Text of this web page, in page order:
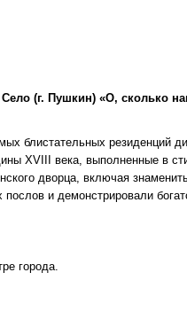
(г. Пушкин) «О, сколько
блистательных резиденций
XVIII века, выполненные в
дворца, включая
и демонстрировали
города.